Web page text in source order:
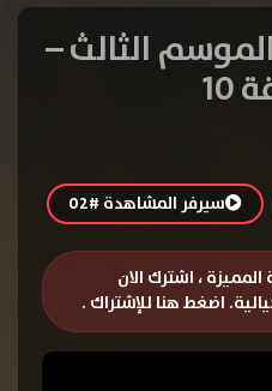
مسلسل Angel الموسم الثالث –
سيرفر المشاهدة #02
، اشترك الان
اضغط هنا للإشتراك .